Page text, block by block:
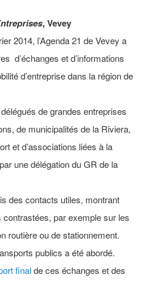
, Vevey
2014, l’Agenda 21 de Vevey a
d’échanges et d’informations
d’entreprise dans la région de
de grandes entreprises
de municipalités de la Riviera,
et d’associations liées à la
une délégation du GR de la
des contacts utiles, montrant
par exemple sur les
routière ou de stationnement.
publics a été abordé.
finalde ces échanges et des